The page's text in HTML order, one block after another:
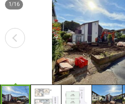
1 /16